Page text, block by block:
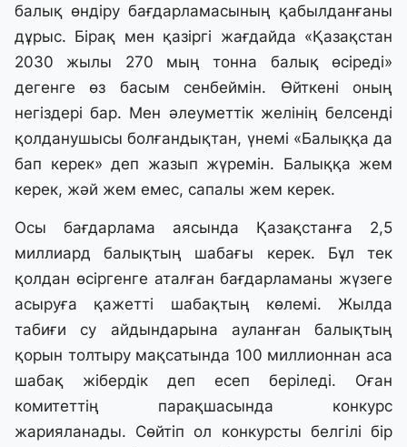
балық өндіру бағдарламасының қабылданғаны
дұрыс. Бірақ мен қазіргі жағдайда «Қазақстан
2030 жылы 270 мың тонна балық өсіреді»
дегенге өз басым сенбеймін. Өйткені оның
негіздері бар. Мен әлеуметтік желінің белсенді
қолданушысы болғандықтан, үнемі «Балыққа да
бап керек» деп жазып жүремін. Балыққа жем
керек, жәй жем емес, сапалы жем керек.
Осы бағдарлама аясында Қазақстанға 2,5
миллиард балықтың шабағы керек. Бұл тек
қолдан өсіргенге аталған бағдарламаны жүзеге
асыруға қажетті шабақтың көлемі. Жылда
табиғи су айдындарына ауланған балықтың
қорын толтыру мақсатында 100 миллионнан аса
шабақ жібердік деп есеп беріледі. Оған
комитеттің парақшасында конкурс
жарияланады. Сөйтіп ол конкурсты белгілі бір